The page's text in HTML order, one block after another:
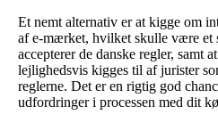
Et nemt alternativ er at kigge om
af e-mærket, hvilket skulle være et
accepterer de danske regler, samt
lejlighedsvis kigges til af jurister
reglerne. Det er en rigtig god
udfordringer i processen med dit